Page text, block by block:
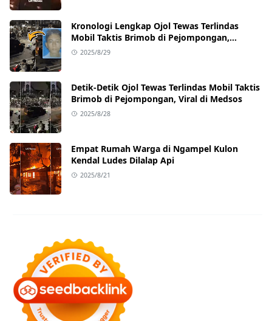
Kronologi Lengkap Ojol Tewas Terlindas
Mobil Taktis Brimob di Pejompongan,
Ternyata Sedang Antar Orderan
2025/8/29
Detik-Detik Ojol Tewas Terlindas Mobil Taktis
Brimob di Pejompongan, Viral di Medsos
2025/8/28
Empat Rumah Warga di Ngampel Kulon
Kendal Ludes Dilalap Api
2025/8/21